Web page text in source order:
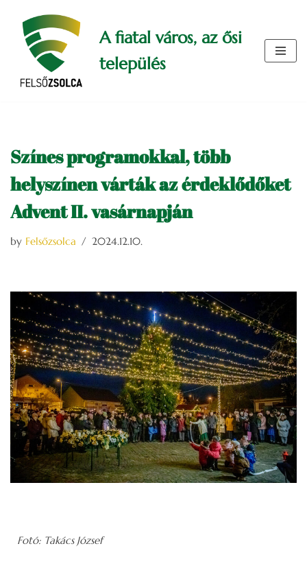
Skip
content
A fiatal város, az ősi
település
Színes programokkal, több
helyszínen várták az érdeklődőket
Advent II. vasárnapján
by Felsőzsolca 2024.12.10.
Fotó: Takács József